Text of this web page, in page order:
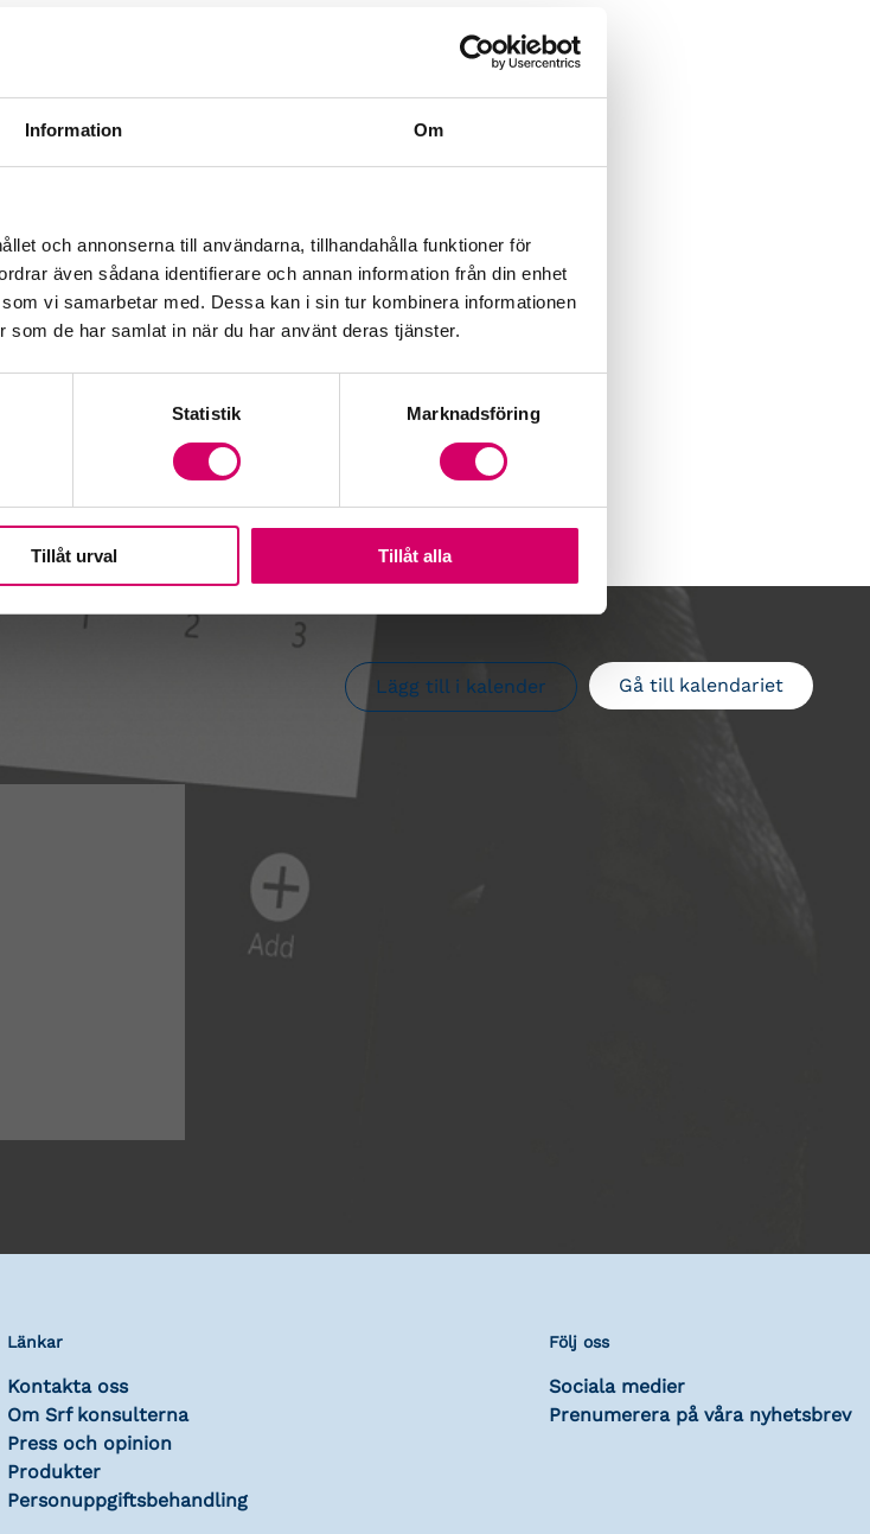
Information Om
och annonserna till användarna, tillhandahålla funktioner för
även sådana identifierare och annan information från din enhet
vi samarbetar med. Dessa kan i sin tur kombinera informationen
de har samlat in när du har använt deras tjänster.
Statistik Marknadsföring
Tillåt urval Tillåt alla
Gå till kalendariet
Lägg till i kalender
Länkar
Kontakta oss
Om Srf konsulterna
Press och opinion
Produkter
Personuppgiftsbehandling
Följ oss
Sociala medier
Prenumerera på våra nyhetsbrev